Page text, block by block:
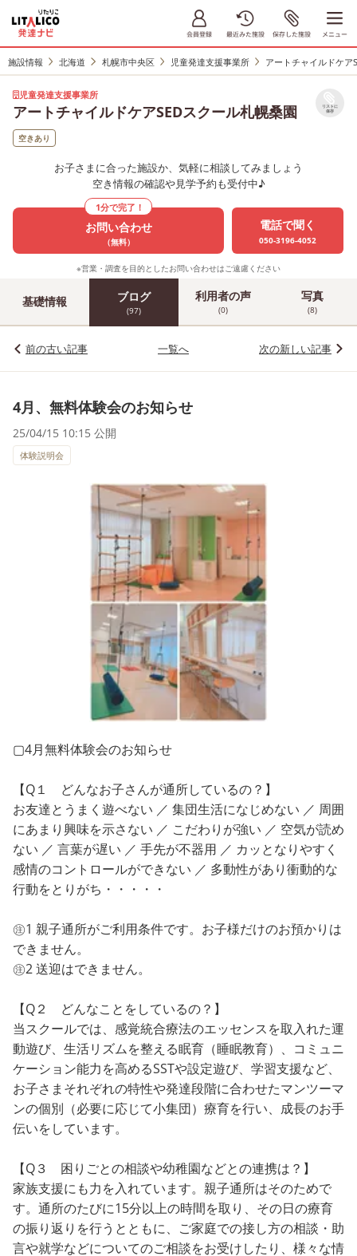
施設情報 北海道 札幌市中央区 児童発達支援事業所 アートチャイルドケア
児童発達支援事業所
アートチャイルドケアSEDスクール札幌桑園 リストに
保存
空きあり
お子さまに合った施設か、気軽に相談してみましょう
空き情報の確認や見学予約も受付中♪
1分で完了！
お問い合わせ
（無料）
電話で聞く
050-3196-4052
※営業・調査を目的としたお問い合わせはご遠慮ください
基礎情報 ブログ
(97)
利用者の声
(0)
写真
(8)
前の古い記事 一覧へ 次の新しい記事
4月、無料体験会のお知らせ
25/04/15 10:15 公開
体験説明会
▢4月無料体験会のお知らせ
【Q１ どんなお子さんが通所しているの？】
お友達とうまく遊べない ／ 集団生活になじめない ／ 周囲
にあまり興味を示さない ／ こだわりが強い ／ 空気が読め
ない ／ 言葉が遅い ／ 手先が不器用 ／ カッとなりやすく
感情のコントロールができない ／ 多動性があり衝動的な
行動をとりがち・・・・・
㊟1 親子通所がご利用条件です。お子様だけのお預かりは
できません。
㊟2 送迎はできません。
【Q２ どんなことをしているの？】
当スクールでは、感覚統合療法のエッセンスを取入れた運
動遊び、生活リズムを整える眠育（睡眠教育）、コミュニ
ケーション能力を高めるSSTや設定遊び、学習支援など、
お子さまそれぞれの特性や発達段階に合わせたマンツーマ
ンの個別（必要に応じて小集団）療育を行い、成長のお手
伝いをしています。
【Q３ 困りごとの相談や幼稚園などとの連携は？】
家族支援にも力を入れています。親子通所はそのためで
す。通所のたびに15分以上の時間を取り、その日の療育
の振り返りを行うとともに、ご家庭での接し方の相談・助
言や就学などについてのご相談をお受けしたり、様々な情